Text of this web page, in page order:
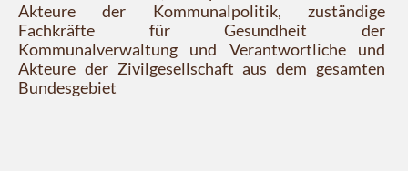
Akteure der Kommunalpolitik, zuständige
Fachkräfte für Gesundheit der
Kommunalverwaltung und Verantwortliche und
Akteure der Zivilgesellschaft aus dem gesamten
Bundesgebiet